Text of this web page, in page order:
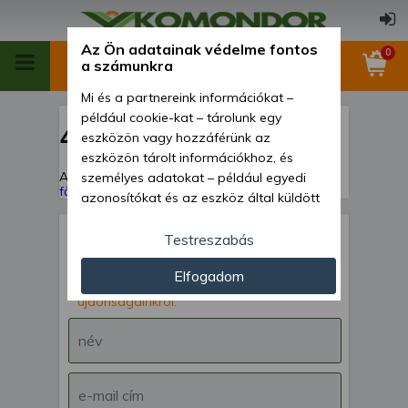
0
404
A keresett oldal nem található!Vissza a
főoldalra
IRATKOZZ FEL hírlevelünkre!
Értesülj akcióinkról,
újdonságainkról.
Az Ön adatainak védelme fontos
a számunkra
Mi és a partnereink információkat –
például cookie-kat – tárolunk egy
eszközön vagy hozzáférünk az
eszközön tárolt információkhoz, és
személyes adatokat – például egyedi
azonosítókat és az eszköz által küldött
személyre szabott hirdetések és
tartalom nyújtásához, hirdetés- és
tartalomméréshez, nézettségi adatok
gyűjtéséhez, valamint termékek
kifejlesztéséhez és a termékek
javításához. Az Ön engedélyével mi és a
módszerrel szerzett pontos geolokációs
adatokat és azonosítási információkat
Testreszabás
Elfogadom